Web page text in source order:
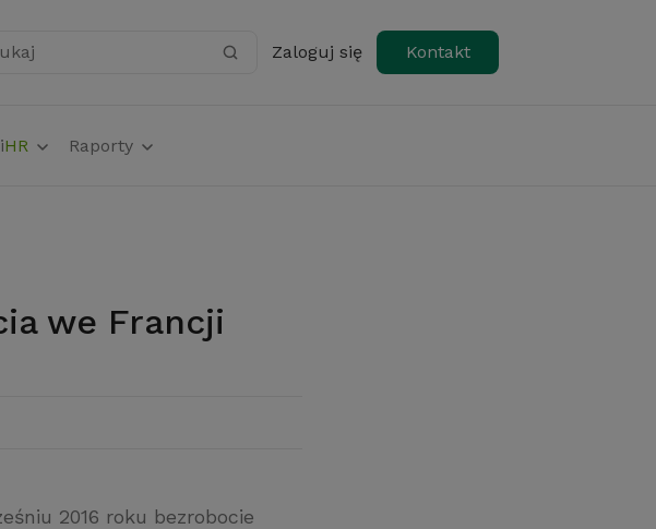
Zaloguj się Kontakt
HR Raporty
we Francji
2016 roku bezrobocie